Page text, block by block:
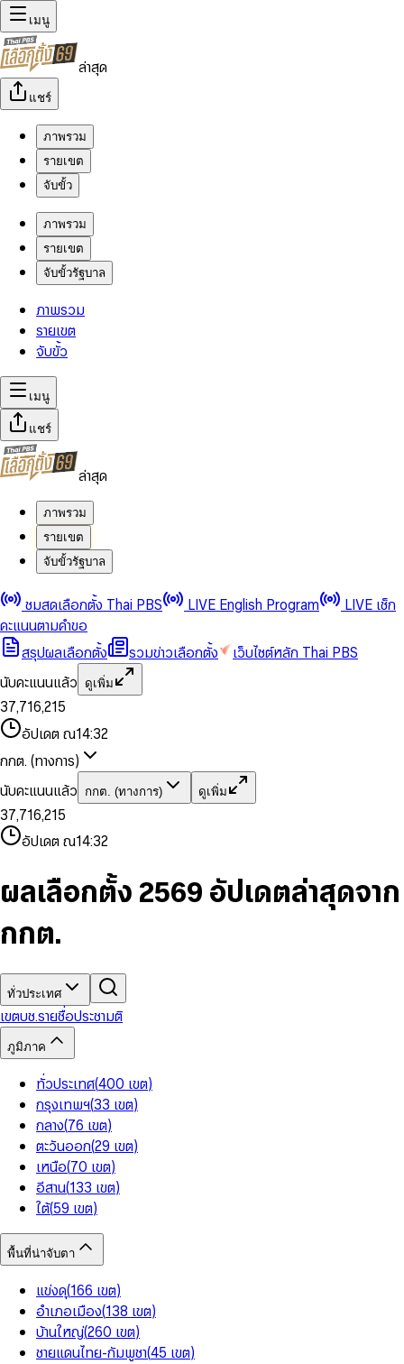
เมนู
ล่าสุด
แชร์
ภาพรวม
รายเขต
จับขั้ว
ภาพรวม
รายเขต
จับขั้วรัฐบาล
ภาพรวม
รายเขต
จับขั้ว
เมนู
แชร์
ล่าสุด
ภาพรวม
รายเขต
จับขั้วรัฐบาล
ชมสดเลือกตั้ง Thai PBS LIVE English Program
LIVE เช็ก
คะแนนตามคำขอ
สรุปผลเลือกตั้ง
รวมข่าวเลือกตั้ง
เว็บไซต์หลัก Thai PBS
นับคะแนนแล้ว
ดูเพิ่ม
0
1
2
3
4
5
6
8
9
0
1
2
3
4
5
6
7
8
9
,
0
1
2
4
6
7
8
9
0
1
2
3
4
5
6
7
8
9
0
1
3
5
6
7
8
9
,
1
2
4
5
7
8
9
0
1
3
4
6
7
8
9
0
2
3
4
5
7
8
อัปเดต ณ14:32
กกต. (ทางการ)
นับคะแนนแล้ว
กกต. (ทางการ) ดูเพิ่ม
0
1
2
3
4
5
7
8
0
1
2
4
5
6
7
8
9
,
0
1
2
4
6
7
8
9
0
1
2
3
5
6
8
9
0
1
3
5
6
7
8
,
1
2
4
6
7
9
0
1
3
5
6
8
9
0
2
3
4
5
7
9
อัปเดต ณ14:32
ผลเลือกตั้ง 2569 อัปเดตล่าสุดจาก
กกต.
ทั่วประเทศ
เขตบช.รายชื่อประชามติ
ภูมิภาค
ทั่วประเทศ(400 เขต)
กรุงเทพฯ(33 เขต)
กลาง(76 เขต)
ตะวันออก(29 เขต)
เหนือ(70 เขต)
อีสาน(133 เขต)
ใต้(59 เขต)
พื้นที่น่าจับตา
แข่งดุ(166 เขต)
อำเภอเมือง(138 เขต)
บ้านใหญ่(260 เขต)
ชายแดนไทย-กัมพูชา(45 เขต)